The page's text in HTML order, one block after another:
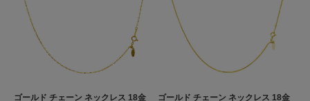
ゴールド チェーン ネックレス 18金
ゴールド チェーン ネックレス 18金